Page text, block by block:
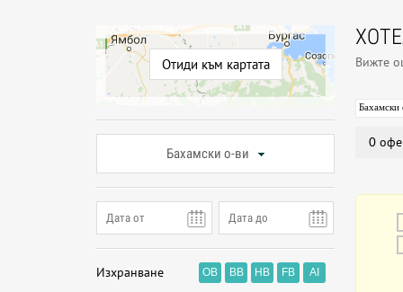
Отиди към картата
Бахамски о-ви
Изхранване OB BB HB FB AI
Вижте
Бахамски
0